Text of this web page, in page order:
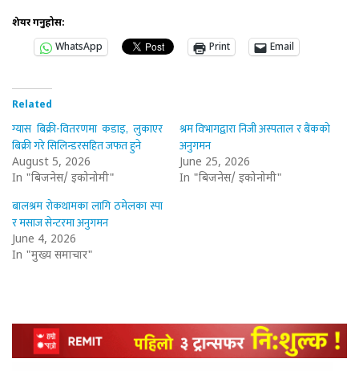
शेयर गर्नुहोस:
WhatsApp
Print Email
Related
ग्यास बिक्री-वितरणमा कडाइ, लुकाएर
बिक्री गरे सिलिन्डरसहित जफत हुने
August 5, 2026
In "बिजनेस/ इकोनोमी"
श्रम विभागद्वारा निजी अस्पताल र बैंकको
अनुगमन
June 25, 2026
In "बिजनेस/ इकोनोमी"
बालश्रम रोकथामका लागि ठमेलका स्पा
र मसाज सेन्टरमा अनुगमन
June 4, 2026
In "मुख्य समाचार"